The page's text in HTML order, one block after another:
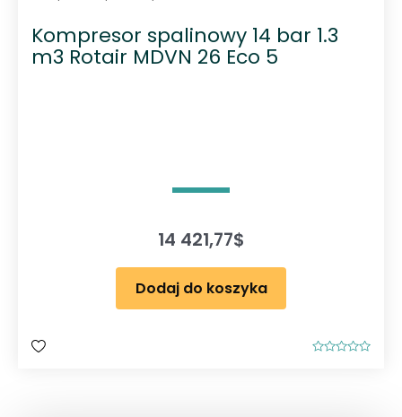
Kompresor spalinowy 14 bar 1.3
m3 Rotair MDVN 26 Eco 5
14 421,77$
Dodaj do koszyka